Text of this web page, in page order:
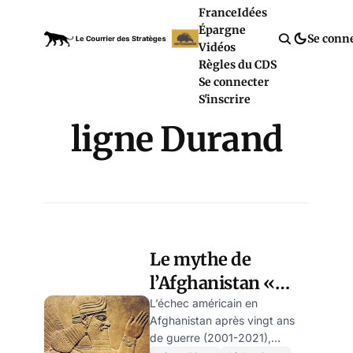
FranceIdées
Épargne
Vidéos
Règles du CDS
Se connecter
S'inscrire
Se
ligne Durand
Le mythe de
l’Afghanistan «
cimetière des
empires » – par
L’échec américain en
Afghanistan après vingt ans
de guerre (2001-2021),